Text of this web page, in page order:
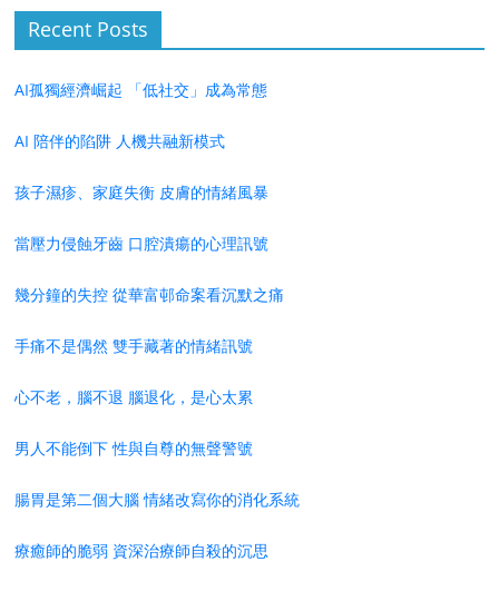
Recent Posts
AI孤獨經濟崛起 「低社交」成為常態
AI 陪伴的陷阱 人機共融新模式
孩子濕疹、家庭失衡 皮膚的情緒風暴
當壓力侵蝕牙齒 口腔潰瘍的心理訊號
幾分鐘的失控 從華富邨命案看沉默之痛
手痛不是偶然 雙手藏著的情緒訊號
心不老，腦不退 腦退化，是心太累
男人不能倒下 性與自尊的無聲警號
腸胃是第二個大腦 情緒改寫你的消化系統
療癒師的脆弱 資深治療師自殺的沉思